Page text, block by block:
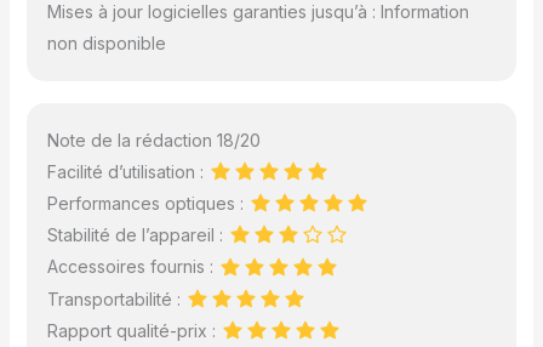
Mises à jour logicielles garanties jusqu’à : Information
non disponible
Note de la rédaction 18/20
Facilité d’utilisation :
Performances optiques :
Stabilité de l’appareil :
Accessoires fournis :
Transportabilité :
Rapport qualité-prix :